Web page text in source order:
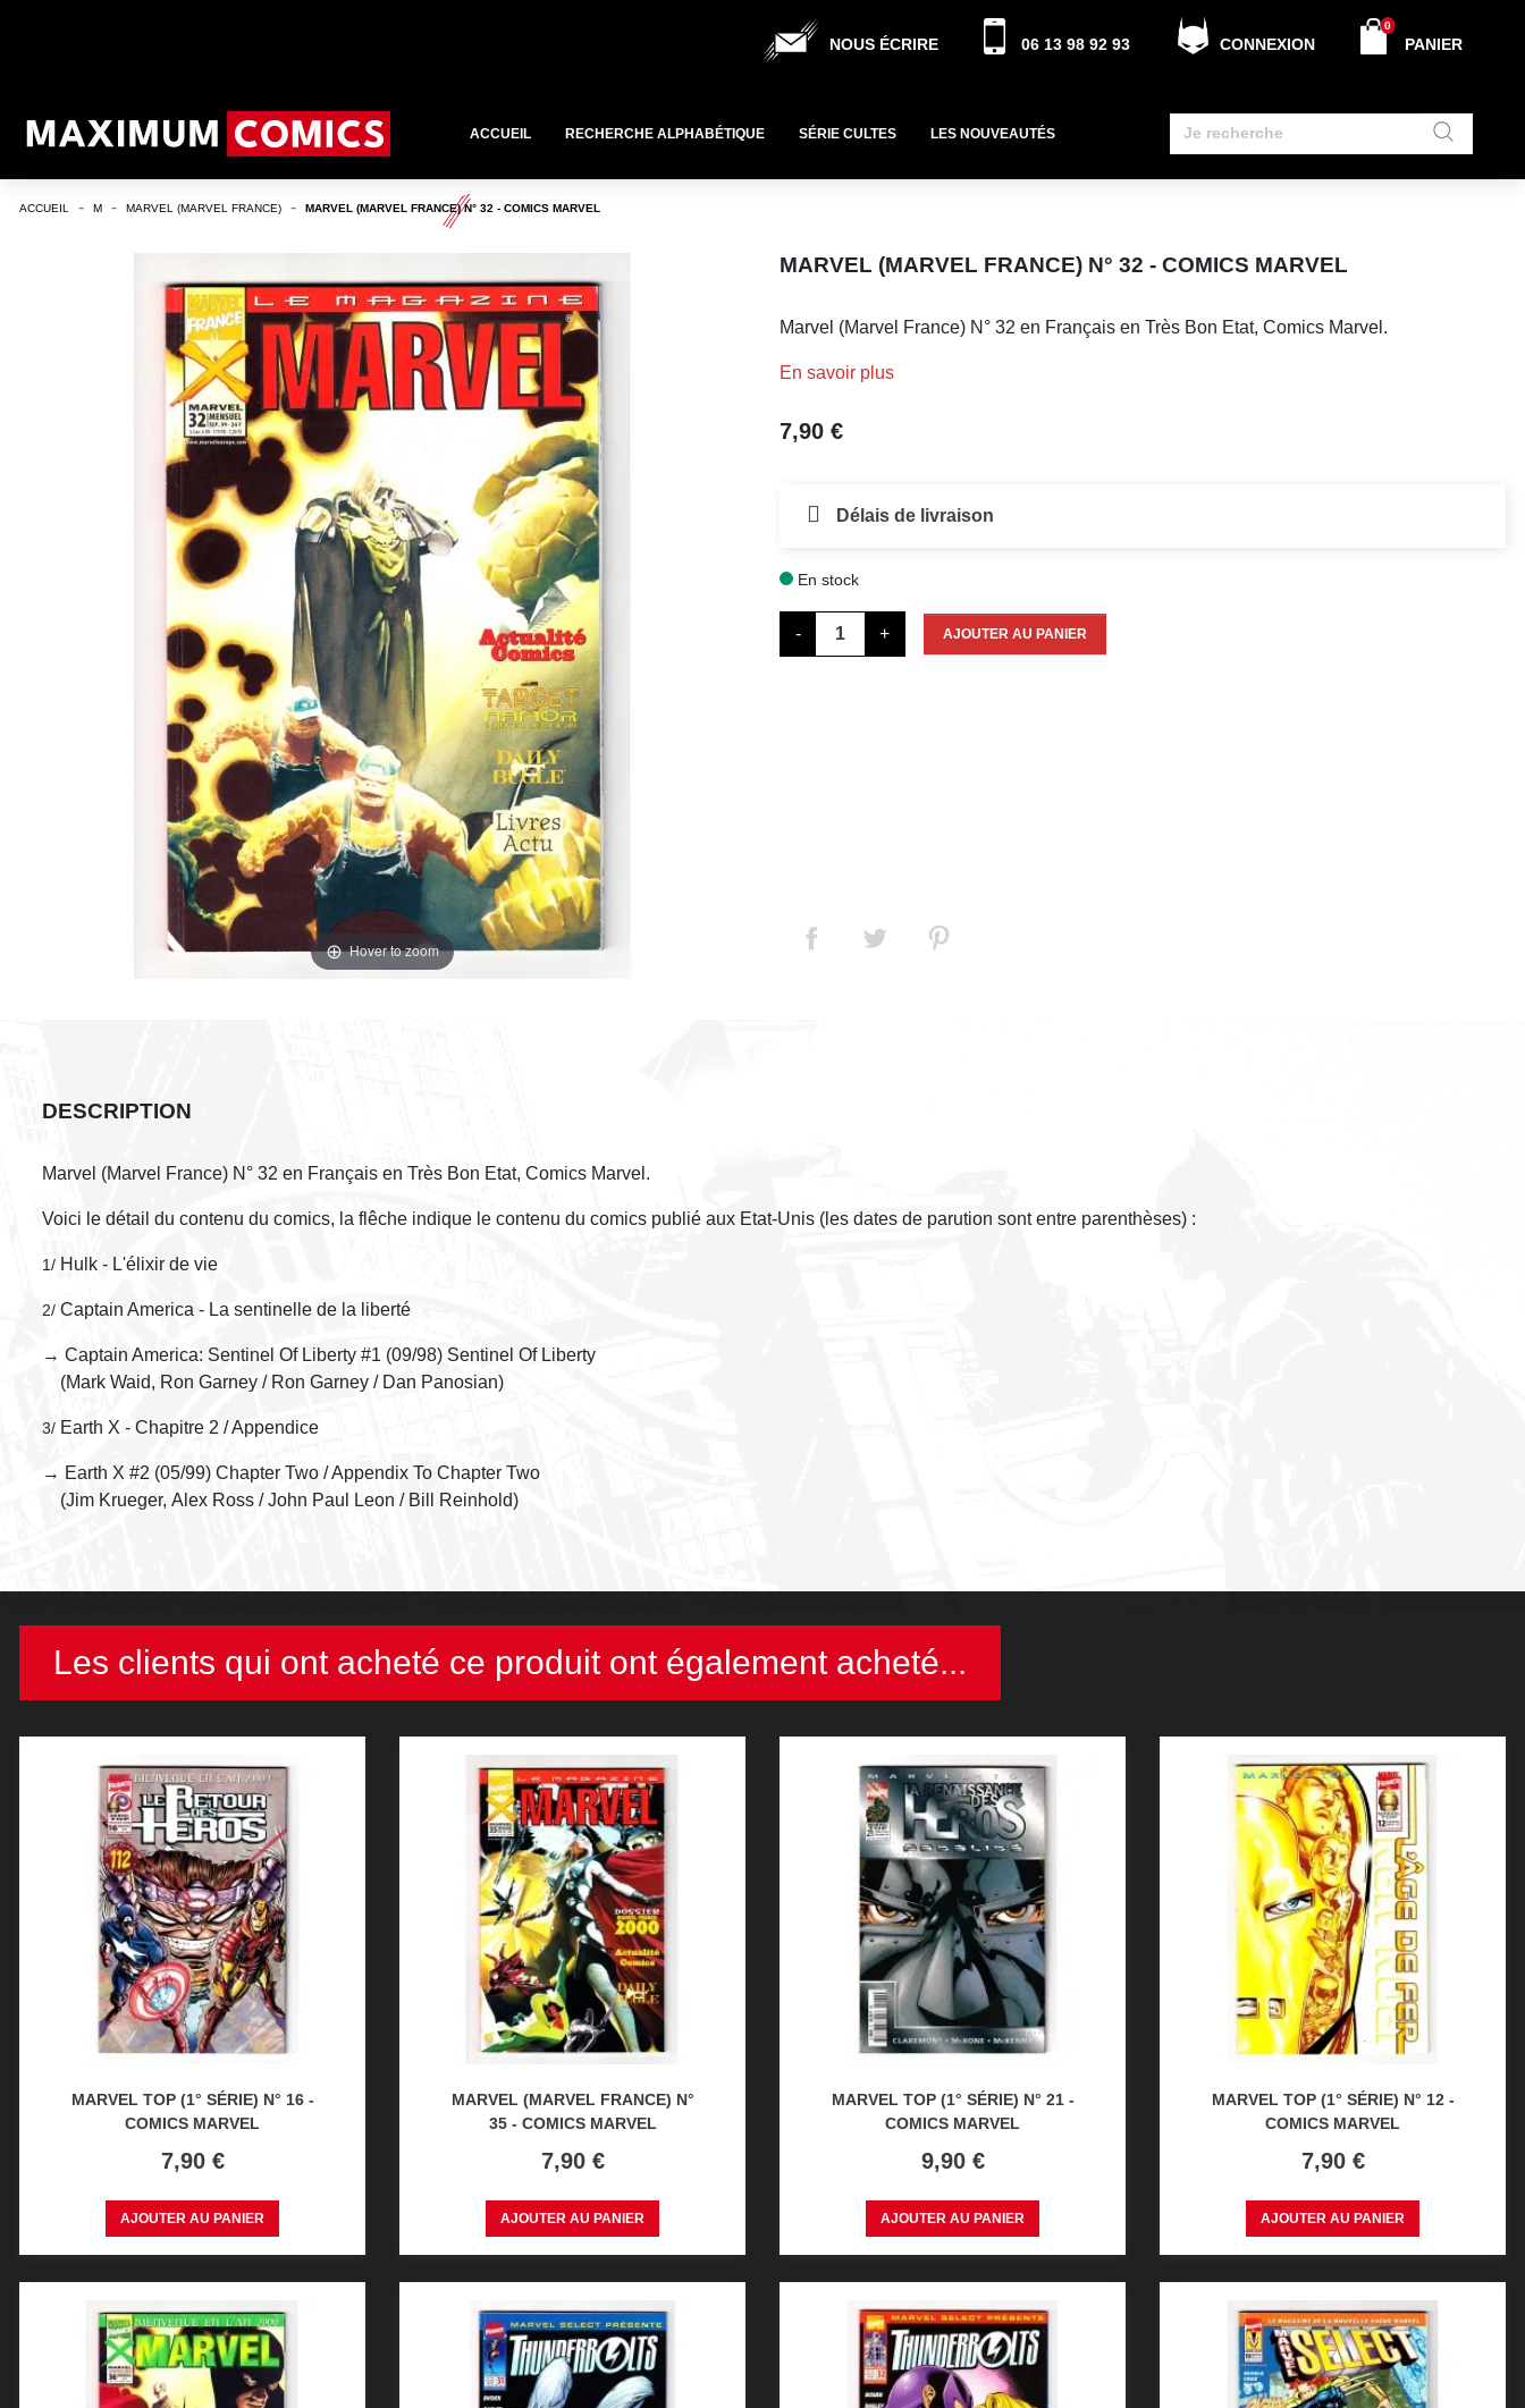
NOUS ÉCRIRE 06 13 98 92 93 CONNEXION PANIER
0
ACCUEIL RECHERCHE ALPHABÉTIQUE SÉRIE CULTES LES NOUVEAUTÉS
ACCUEIL M MARVEL (MARVEL FRANCE) MARVEL (MARVEL FRANCE) N° 32 - COMICS MARVEL
Hover to zoom
MARVEL (MARVEL FRANCE) N° 32 - COMICS MARVEL
Marvel (Marvel France) N° 32 en Français en Très Bon Etat, Comics Marvel.
En savoir plus
7,90 €
Délais de livraison
En stock
- + AJOUTER AU PANIER
DESCRIPTION
Marvel (Marvel France) N° 32 en Français en Très Bon Etat, Comics Marvel.
Voici le détail du contenu du comics, la flêche indique le contenu du comics publié aux Etat-Unis (les dates de parution sont entre parenthèses) :
1/ Hulk - L'élixir de vie
2/ Captain America - La sentinelle de la liberté
→ Captain America: Sentinel Of Liberty #1 (09/98) Sentinel Of Liberty
(Mark Waid, Ron Garney / Ron Garney / Dan Panosian)
3/ Earth X - Chapitre 2 / Appendice
→ Earth X #2 (05/99) Chapter Two / Appendix To Chapter Two
(Jim Krueger, Alex Ross / John Paul Leon / Bill Reinhold)
Les clients qui ont acheté ce produit ont également acheté...
MARVEL TOP (1° SÉRIE) N° 16 -
COMICS MARVEL
Prix
7,90 €
AJOUTER AU PANIER
MARVEL (MARVEL FRANCE) N°
35 - COMICS MARVEL
Prix
7,90 €
AJOUTER AU PANIER
MARVEL TOP (1° SÉRIE) N° 21 -
COMICS MARVEL
Prix
9,90 €
AJOUTER AU PANIER
MARVEL TOP (1° SÉRIE) N° 12 -
COMICS MARVEL
Prix
7,90 €
AJOUTER AU PANIER